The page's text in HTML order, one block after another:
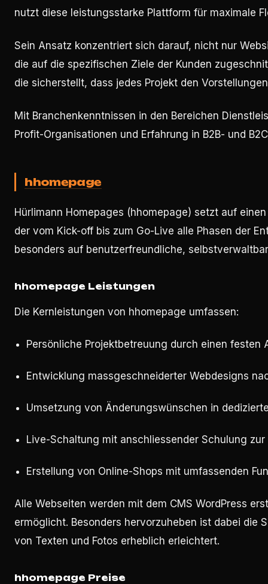
nutzt diese leistungsstarke Plattform für maximale
Sein Ansatz konzentriert sich darauf, nicht nur
die auf die spezifischen Ziele der Kunden
die sicherstellt, dass jedes Projekt den
Mit Branchenkenntnissen in den Bereichen
Profit-Organisationen und Erfahrung in B2B- und
hhomepage
Hürlimann Homepages (hhomepage) setzt auf
der vom Kick-off bis zum Go-Live alle Phasen der
besonders auf benutzerfreundliche,
hhomepage Leistungen
Die Kernleistungen von hhomepage umfassen:
Persönliche Projektbetreuung durch einen festen
Entwicklung massgeschneiderter Webdesigns
Umsetzung von Änderungswünschen in
Live-Schaltung mit anschliessender Schulung
Erstellung von Online-Shops mit umfassenden
Alle Webseiten werden mit dem CMS WordPress
ermöglicht. Besonders hervorzuheben ist dabei die
von Texten und Fotos erheblich erleichtert.
hhomepage Preise